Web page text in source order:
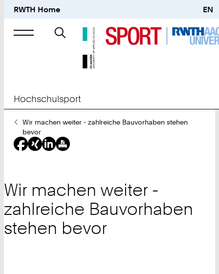
RWTH Home EN
Suche
nach
Hochschulsport
Sie
sind
hier:
Wir machen weiter - zahlreiche Bauvorhaben stehen
bevor
Wir machen weiter -
zahlreiche Bauvorhaben
stehen bevor